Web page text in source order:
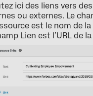
ici des liens vers
ou externes. Le
est le nom de
Lien est l’URL de